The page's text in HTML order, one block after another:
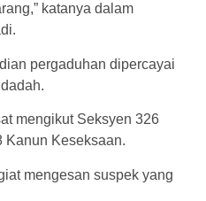
katanya dalam
pergaduhan dipercayai
mengikut Seksyen 326
Kanun Keseksaan.
mengesan suspek yang